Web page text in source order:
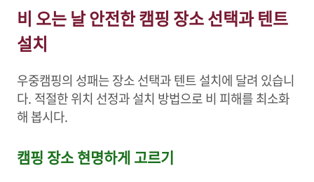
비 오는 날 안전한 캠핑 장소 선택과 텐트
설치
우중캠핑의 성패는 장소 선택과 텐트 설치에 달려 있습니
다. 적절한 위치 선정과 설치 방법으로 비 피해를 최소화
해 봅시다.
캠핑 장소 현명하게 고르기